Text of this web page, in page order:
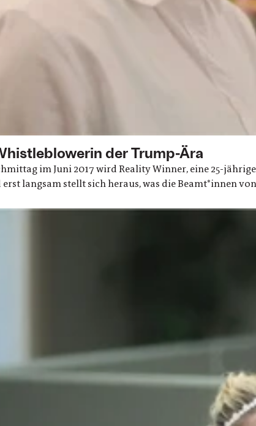
der Trump-Ära
im Juni 2017 wird Reality Winner, eine 25-
langsam stellt sich heraus, was die Beamt*innen